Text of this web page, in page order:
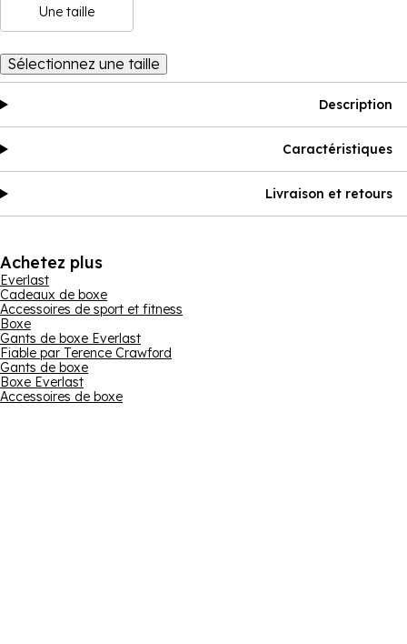
Une taille
Sélectionnez une taille
Description
Caractéristiques
Livraison et retours
Achetez plus
Everlast
Cadeaux de boxe
Accessoires de sport et fitness
Boxe
Gants de boxe Everlast
Fiable par Terence Crawford
Gants de boxe
Boxe Everlast
Accessoires de boxe